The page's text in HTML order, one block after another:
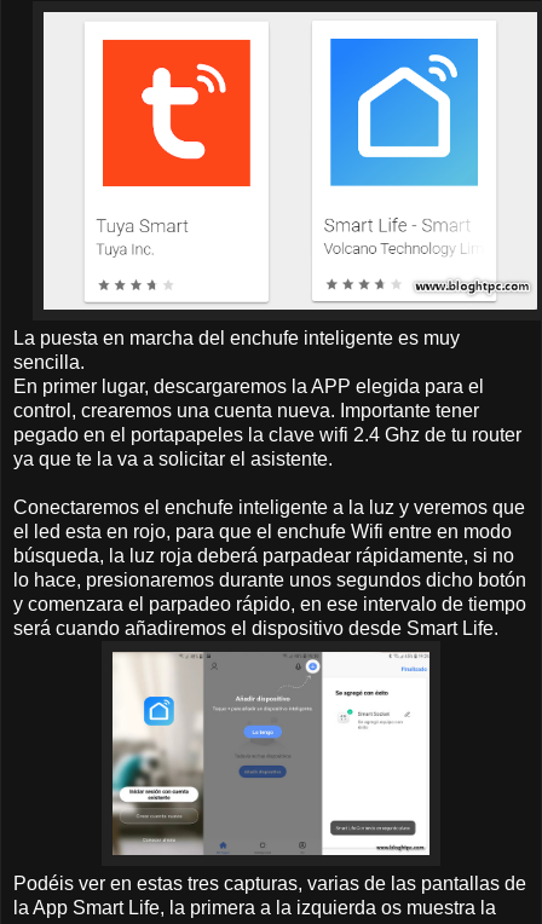
La puesta en marcha del enchufe inteligente es muy
sencilla.
En primer lugar, descargaremos la APP elegida para el
control, crearemos una cuenta nueva. Importante tener
pegado en el portapapeles la clave wifi 2.4 Ghz de tu router
ya que te la va a solicitar el asistente.
Conectaremos el enchufe inteligente a la luz y veremos que
el led esta en rojo, para que el enchufe Wifi entre en modo
búsqueda, la luz roja deberá parpadear rápidamente, si no
lo hace, presionaremos durante unos segundos dicho botón
y comenzara el parpadeo rápido, en ese intervalo de tiempo
será cuando añadiremos el dispositivo desde Smart Life.
Podéis ver en estas tres capturas, varias de las pantallas de
la App Smart Life, la primera a la izquierda os muestra la